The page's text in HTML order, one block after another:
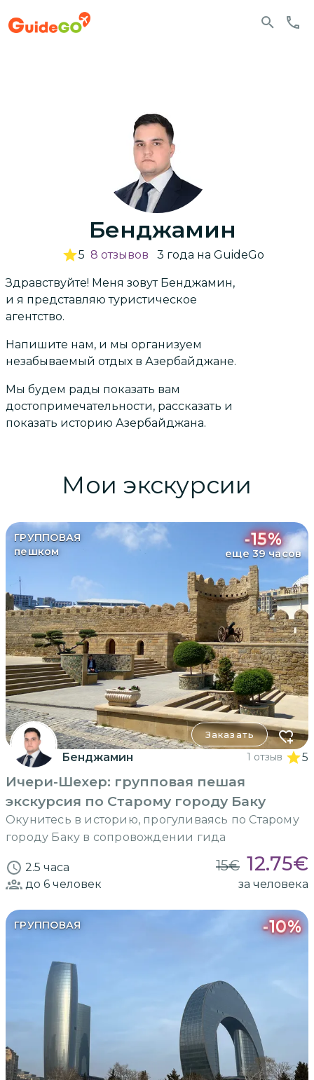
Бенджамин
5 8 отзывов 3 года на GuideGo
Здравствуйте! Меня зовут Бенджамин,
и я представляю туристическое
агентство.
Напишите нам, и мы организуем
незабываемый отдых в Азербайджане.
Мы будем рады показать вам
достопримечательности, рассказать и
показать историю Азербайджана.
Мои экскурсии
ГРУППОВАЯ
пешком
-15%
еще 39 часов
Заказать
Бенджамин 1 отзыв 5
Ичери-Шехер: групповая пешая
экскурсия по Старому городу Баку
Окунитесь в историю, прогуливаясь по Старому
городу Баку в сопровождении гида
2.5 часа 15€ 12.75€
до 6 человек за человека
ГРУППОВАЯ -10%